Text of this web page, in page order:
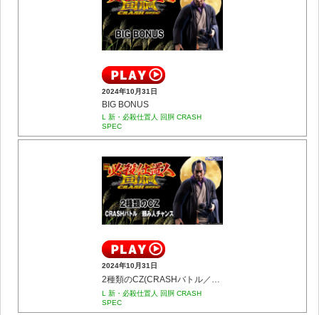
2024年10月31日
BIG BONUS
L 新・必殺仕置人 回胴 CRASH
SPEC
2024年10月31日
2種類のCZ(CRASHバトル／頼み人チャンス)
L 新・必殺仕置人 回胴 CRASH
SPEC